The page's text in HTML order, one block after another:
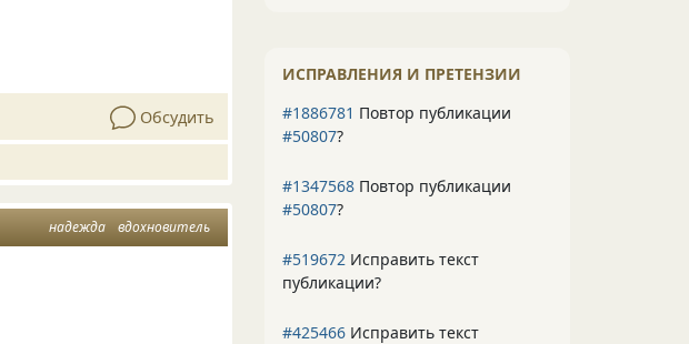
Обсудить
надежда вдохновитель
ИСПРАВЛЕНИЯ И ПРЕТЕНЗИИ
#1886781 Повтор публикации
#50807?
#1347568 Повтор публикации
#50807?
#519672 Исправить текст
публикации?
#425466 Исправить текст